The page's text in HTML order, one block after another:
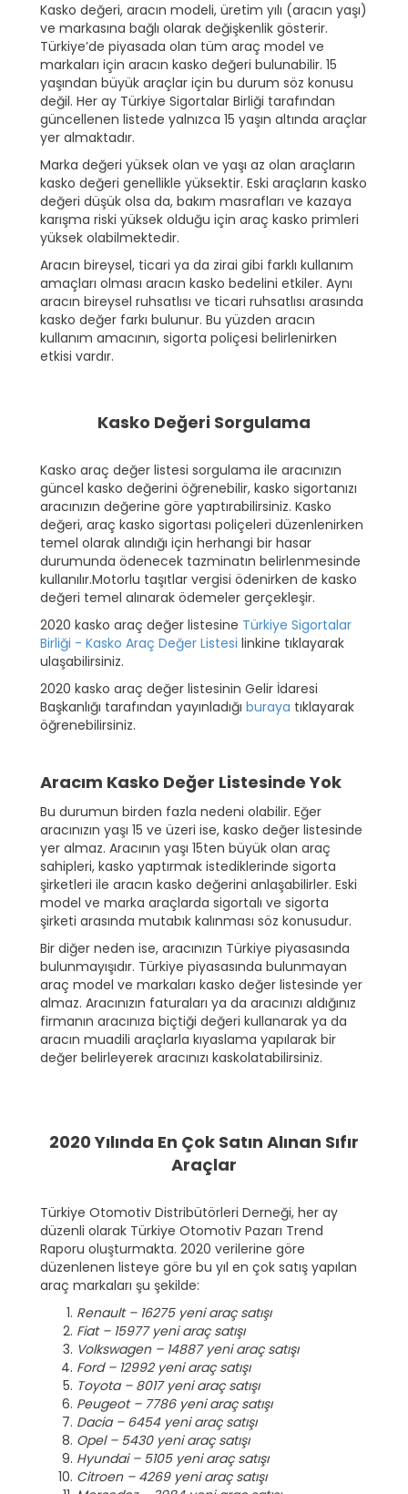
Kasko değeri, aracın modeli, üretim yılı (aracın yaşı)
ve markasına bağlı olarak değişkenlik gösterir.
Türkiye’de piyasada olan tüm araç model ve
markaları için aracın kasko değeri bulunabilir. 15
yaşından büyük araçlar için bu durum söz konusu
değil. Her ay Türkiye Sigortalar Birliği tarafından
güncellenen listede yalnızca 15 yaşın altında araçlar
yer almaktadır.
Marka değeri yüksek olan ve yaşı az olan araçların
kasko değeri genellikle yüksektir. Eski araçların kasko
değeri düşük olsa da, bakım masrafları ve kazaya
karışma riski yüksek olduğu için araç kasko primleri
yüksek olabilmektedir.
Aracın bireysel, ticari ya da zirai gibi farklı kullanım
amaçları olması aracın kasko bedelini etkiler. Aynı
aracın bireysel ruhsatlısı ve ticari ruhsatlısı arasında
kasko değer farkı bulunur. Bu yüzden aracın
kullanım amacının, sigorta poliçesi belirlenirken
etkisi vardır.
Kasko Değeri Sorgulama
Kasko araç değer listesi sorgulama ile aracınızın
güncel kasko değerini öğrenebilir, kasko sigortanızı
aracınızın değerine göre yaptırabilirsiniz. Kasko
değeri, araç kasko sigortası poliçeleri düzenlenirken
temel olarak alındığı için herhangi bir hasar
durumunda ödenecek tazminatın belirlenmesinde
kullanılır.Motorlu taşıtlar vergisi ödenirken de kasko
değeri temel alınarak ödemeler gerçekleşir.
2020 kasko araç değer listesine Türkiye Sigortalar
Birliği - Kasko Araç Değer Listesi linkine tıklayarak
ulaşabilirsiniz.
2020 kasko araç değer listesinin Gelir İdaresi
Başkanlığı tarafından yayınladığı buraya tıklayarak
öğrenebilirsiniz.
Aracım Kasko Değer Listesinde Yok
Bu durumun birden fazla nedeni olabilir. Eğer
aracınızın yaşı 15 ve üzeri ise, kasko değer listesinde
yer almaz. Aracının yaşı 15ten büyük olan araç
sahipleri, kasko yaptırmak istediklerinde sigorta
şirketleri ile aracın kasko değerini anlaşabilirler. Eski
model ve marka araçlarda sigortalı ve sigorta
şirketi arasında mutabık kalınması söz konusudur.
Bir diğer neden ise, aracınızın Türkiye piyasasında
bulunmayışıdır. Türkiye piyasasında bulunmayan
araç model ve markaları kasko değer listesinde yer
almaz. Aracınızın faturaları ya da aracınızı aldığınız
firmanın aracınıza biçtiği değeri kullanarak ya da
aracın muadili araçlarla kıyaslama yapılarak bir
değer belirleyerek aracınızı kaskolatabilirsiniz.
2020 Yılında En Çok Satın Alınan Sıfır
Araçlar
Türkiye Otomotiv Distribütörleri Derneği, her ay
düzenli olarak Türkiye Otomotiv Pazarı Trend
Raporu oluşturmakta. 2020 verilerine göre
düzenlenen listeye göre bu yıl en çok satış yapılan
araç markaları şu şekilde:
Renault – 16275 yeni araç satışı
Fiat – 15977 yeni araç satışı
Volkswagen – 14887 yeni araç satışı
Ford – 12992 yeni araç satışı
Toyota – 8017 yeni araç satışı
Peugeot – 7786 yeni araç satışı
Dacia – 6454 yeni araç satışı
Opel – 5430 yeni araç satışı
Hyundai – 5105 yeni araç satışı
Citroen – 4269 yeni araç satışı